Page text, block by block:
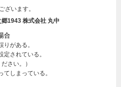
ざいます。
1943 株式会社 丸中
合
がある。
されている。
さい。）
しまっている。